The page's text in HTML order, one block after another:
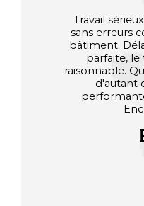
Travail
sans erreurs
bâtiment.
parfaite,
raisonnable.
d'autant